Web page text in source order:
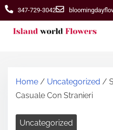
347-729-3042
Home / Uncategorized /
Casuale Con Stranieri
Uncategorized